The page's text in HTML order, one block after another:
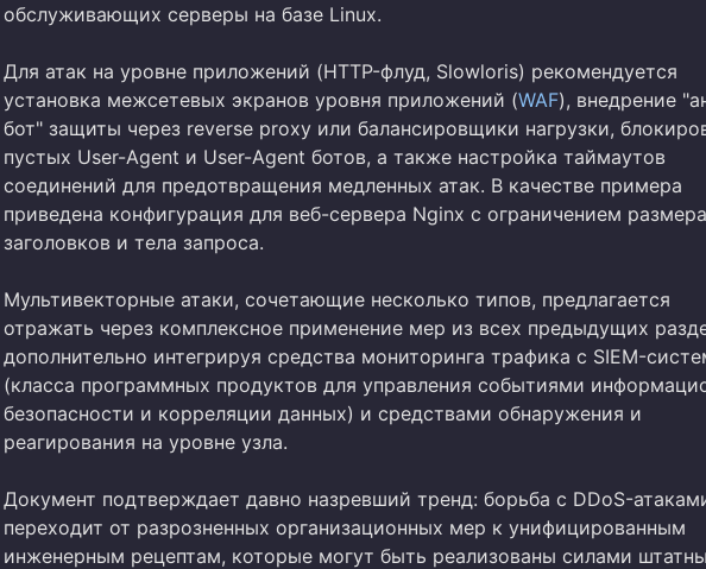
обслуживающих серверы на базе Linux.
Для атак на уровне приложений (HTTP-флуд, Slowloris) рекомендуется
установка межсетевых экранов уровня приложений (WAF), внедрение
бот" защиты через reverse proxy или балансировщики нагрузки,
пустых User-Agent и User-Agent ботов, а также настройка таймаутов
соединений для предотвращения медленных атак. В качестве примера
приведена конфигурация для веб-сервера Nginx с ограничением размера
заголовков и тела запроса.
Мультивекторные атаки, сочетающие несколько типов, предлагается
отражать через комплексное применение мер из всех предыдущих
дополнительно интегрируя средства мониторинга трафика с SIEM-
(класса программных продуктов для управления событиями
безопасности и корреляции данных) и средствами обнаружения и
реагирования на уровне узла.
Документ подтверждает давно назревший тренд: борьба с DDoS-
переходит от разрозненных организационных мер к унифицированным
инженерным рецептам, которые могут быть реализованы силами